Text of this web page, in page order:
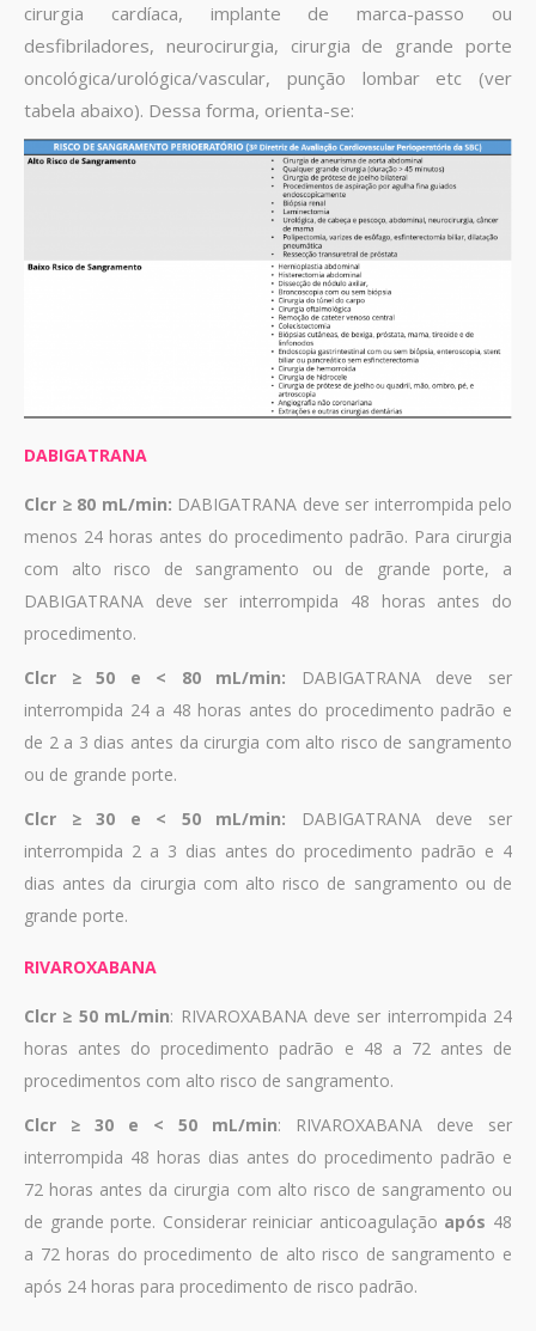
cirurgia cardíaca, implante de marca-passo ou
desfibriladores, neurocirurgia, cirurgia de grande porte
oncológica/urológica/vascular, punção lombar etc (ver
tabela abaixo). Dessa forma, orienta-se:
DABIGATRANA
Clcr ≥ 80 mL/min: DABIGATRANA deve ser interrompida pelo
menos 24 horas antes do procedimento padrão. Para cirurgia
com alto risco de sangramento ou de grande porte, a
DABIGATRANA deve ser interrompida 48 horas antes do
procedimento.
Clcr ≥ 50 e < 80 mL/min: DABIGATRANA deve ser
interrompida 24 a 48 horas antes do procedimento padrão e
de 2 a 3 dias antes da cirurgia com alto risco de sangramento
ou de grande porte.
Clcr ≥ 30 e < 50 mL/min: DABIGATRANA deve ser
interrompida 2 a 3 dias antes do procedimento padrão e 4
dias antes da cirurgia com alto risco de sangramento ou de
grande porte.
RIVAROXABANA
Clcr ≥ 50 mL/min: RIVAROXABANA deve ser interrompida 24
horas antes do procedimento padrão e 48 a 72 antes de
procedimentos com alto risco de sangramento.
Clcr ≥ 30 e < 50 mL/min: RIVAROXABANA deve ser
interrompida 48 horas dias antes do procedimento padrão e
72 horas antes da cirurgia com alto risco de sangramento ou
de grande porte. Considerar reiniciar anticoagulação após 48
a 72 horas do procedimento de alto risco de sangramento e
após 24 horas para procedimento de risco padrão.